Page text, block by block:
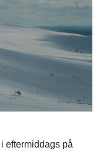
eftermiddags på